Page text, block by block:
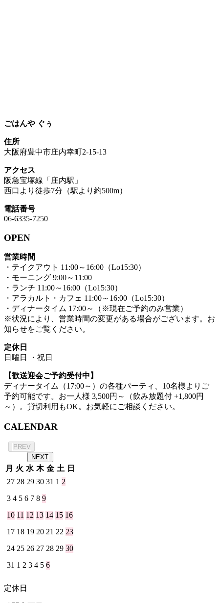
ごはんや ぐぅ
住所
大阪府豊中市庄内幸町2-15-13
アクセス
阪急宝塚線「庄内駅」
西口より徒歩7分（駅より約500m）
電話番号
06-6335-7250
OPEN
営業時間
・テイクアウト 11:00～16:00（Lo15:30）
・モーニング 9:00～11:00
・ランチ 11:00～16:00（Lo15:30）
・アラカルト・カフェ 11:00～16:00（Lo15:30）
・ディナータイム 17:00～（※現在ご予約のみ営業）
※状況により、営業時間の変更がある場合がございます。お
知らせをご覧ください。
定休日
日曜日 ・祝日
【歓送迎会ご予約受付中】
ディナータイム（17:00～）の各種パーティ、10名様よりご
予約可能です。お一人様 3,500円～（飲み放題付 +1,800円
～）。貸切利用もOK。お気軽にご相談ください。
CALENDAR
PREV
NEXT
月 火 水 木 金 土 日
27 28 29 30 31 1 2
3 4 5 6 7 8 9
10 11 12 13 14 15 16
17 18 19 20 21 22 23
24 25 26 27 28 29 30
31 1 2 3 4 5 6
定休日